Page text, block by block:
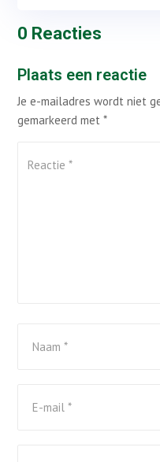
0 Reacties
Plaats een reactie
Je e-mailadres wordt niet
gemarkeerd met*